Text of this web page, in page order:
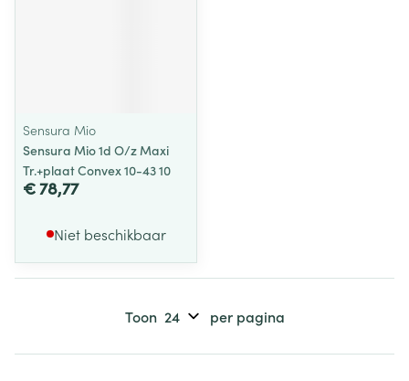
Sensura Mio
Sensura Mio 1d O/z Maxi
Tr.+plaat Convex 10-43 10
€ 78,77
Niet beschikbaar
Toon per pagina